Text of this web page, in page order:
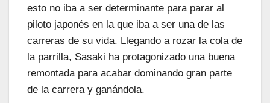
esto no iba a ser determinante para parar al
piloto japonés en la que iba a ser una de las
carreras de su vida. Llegando a rozar la cola de
la parrilla, Sasaki ha protagonizado una buena
remontada para acabar dominando gran parte
de la carrera y ganándola.